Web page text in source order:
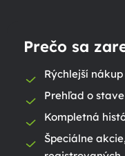
Prečo sa
Rýchlejší
Prehľad o
Kompletná
Špeciálne